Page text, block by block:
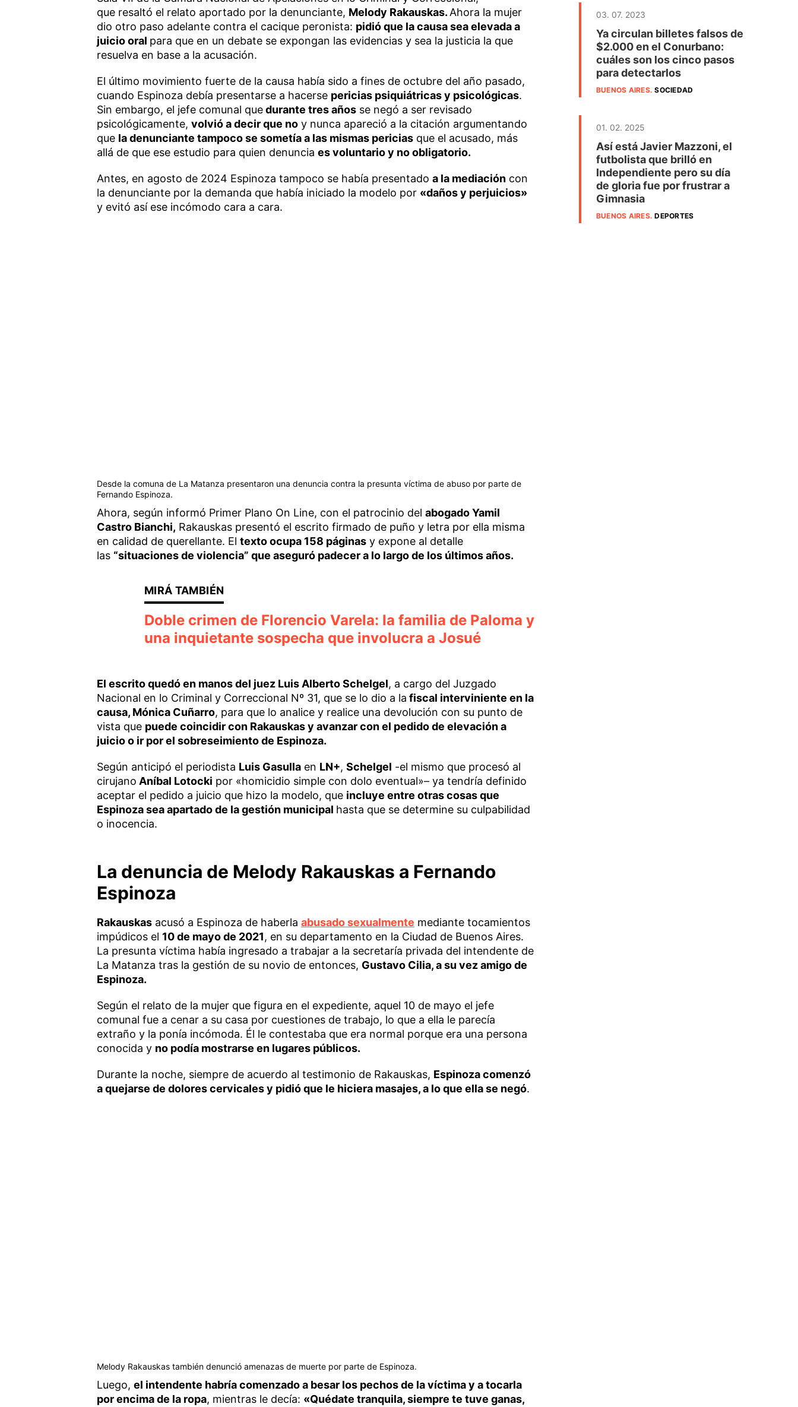
que resaltó el relato aportado por la denunciante, Melody Rakauskas. Ahora la mujer
dio otro paso adelante contra el cacique peronista: pidió que la causa sea elevada a
juicio oral para que en un debate se expongan las evidencias y sea la justicia la que
resuelva en base a la acusación.
El último movimiento fuerte de la causa había sido a fines de octubre del año pasado,
cuando Espinoza debía presentarse a hacerse pericias psiquiátricas y psicológicas.
Sin embargo, el jefe comunal quedurante tres añosse negó a ser revisado
psicológicamente, volvió a decir que noy nunca apareció a la citación argumentando
que la denunciante tampoco se sometía a las mismas periciasque el acusado, más
allá de que ese estudio para quien denuncia es voluntario y no obligatorio.
Antes, en agosto de 2024 Espinoza tampoco se había presentado a la mediacióncon
la denunciante por la demanda que había iniciado la modelo por «daños y perjuicios»
y evitó así ese incómodo cara a cara.
Desde la comuna de La Matanza presentaron una denuncia contra la presunta víctima de abuso por parte de
Fernando Espinoza.
Ahora, según informó Primer Plano On Line, con el patrocinio del abogado Yamil
Castro Bianchi, Rakauskas presentó el escrito firmado de puño y letra por ella misma
en calidad de querellante. El texto ocupa 158 páginasy expone al detalle
las “situaciones de violencia” que aseguró padecer a lo largo de los últimos años.
Doble crimen de Florencio Varela: la familia de Paloma y
una inquietante sospecha que involucra a Josué
El escrito quedó en manos del juez Luis Alberto Schelgel, a cargo del Juzgado
Nacional en lo Criminal y Correccional Nº 31, que se lo dio a la fiscal interviniente en la
causa, Mónica Cuñarro, para que lo analice y realice una devolución con su punto de
vista que puede coincidir con Rakauskas y avanzar con el pedido de elevación a
juicio o ir por el sobreseimiento de Espinoza.
Según anticipó el periodista Luis Gasullaen LN+, Schelgel -el mismo que procesó al
cirujano Aníbal Lotocki por «homicidio simple con dolo eventual»– ya tendría definido
aceptar el pedido a juicio que hizo la modelo, que incluye entre otras cosas que
Espinoza sea apartado de la gestión municipal hasta que se determine su culpabilidad
o inocencia.
La denuncia de Melody Rakauskas a Fernando
Espinoza
Rakauskasacusó a Espinoza de haberla abusado sexualmente mediante tocamientos
impúdicos el 10 de mayo de 2021, en su departamento en la Ciudad de Buenos Aires.
La presunta víctima había ingresado a trabajar a la secretaría privada del intendente de
La Matanza tras la gestión de su novio de entonces, Gustavo Cilia, a su vez amigo de
Espinoza.
Según el relato de la mujer que figura en el expediente, aquel 10 de mayo el jefe
comunal fue a cenar a su casa por cuestiones de trabajo, lo que a ella le parecía
extraño y la ponía incómoda. Él le contestaba que era normal porque era una persona
conocida y no podía mostrarse en lugares públicos.
Durante la noche, siempre de acuerdo al testimonio de Rakauskas, Espinoza comenzó
a quejarse de dolores cervicales y pidió que le hiciera masajes, a lo que ella se negó.
Melody Rakauskas también denunció amenazas de muerte por parte de Espinoza.
Luego, el intendente habría comenzado a besar los pechos de la víctima y a tocarla
por encima de la ropa, mientras le decía: «Quédate tranquila, siempre te tuve ganas,
03. 07. 2023
Ya circulan billetes falsos de
$2.000 en el Conurbano:
cuáles son los cinco pasos
para detectarlos
BUENOS AIRES.SOCIEDAD
01. 02. 2025
Así está Javier Mazzoni, el
futbolista que brilló en
Independiente pero su día
de gloria fue por frustrar a
Gimnasia
BUENOS AIRES.DEPORTES